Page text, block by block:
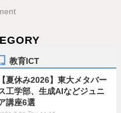
教育ICT
【夏休み2026】東大メタバー
工学部、生成AIなどジュニ
講座6選